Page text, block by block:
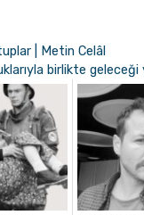
| Metin Celâl
birlikte geleceği